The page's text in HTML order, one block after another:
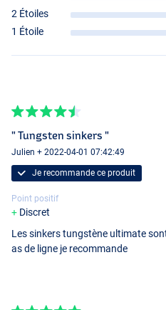
2 Étoiles
1 Étoile
" Tungsten sinkers "
Julien + 2022-04-01 07:42:49
Je recommande ce produit
Point positif
Discret
Les sinkers tungstène ultimate
as de ligne je recommande